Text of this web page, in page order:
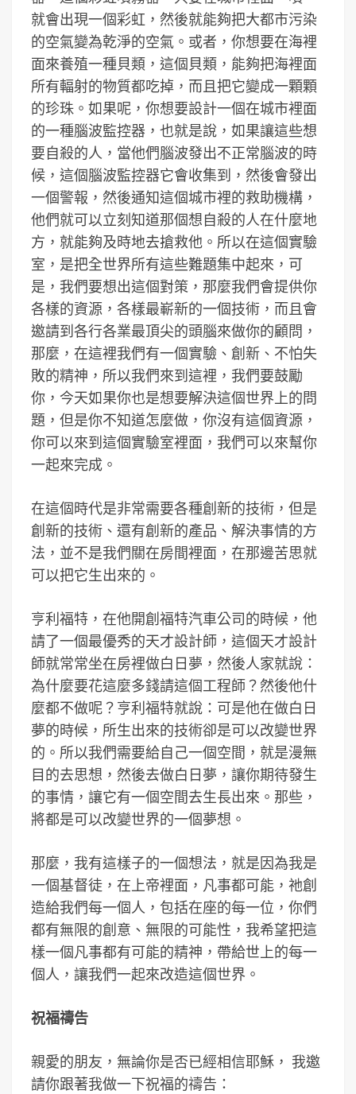
就會出現一個彩虹，然後就能夠把大都市污染
的空氣變為乾淨的空氣。或者，你想要在海裡
面來養殖一種貝類，這個貝類，能夠把海裡面
所有輻射的物質都吃掉，而且把它變成一顆顆
的珍珠。如果呢，你想要設計一個在城市裡面
的一種腦波監控器，也就是說，如果讓這些想
要自殺的人，當他們腦波發出不正常腦波的時
候，這個腦波監控器它會收集到，然後會發出
一個警報，然後通知這個城市裡的救助機構，
他們就可以立刻知道那個想自殺的人在什麼地
方，就能夠及時地去搶救他。所以在這個實驗
室，是把全世界所有這些難題集中起來，可
是，我們要想出這個對策，那麼我們會提供你
各樣的資源，各樣最嶄新的一個技術，而且會
邀請到各行各業最頂尖的頭腦來做你的顧問，
那麼，在這裡我們有一個實驗、創新、不怕失
敗的精神，所以我們來到這裡，我們要鼓勵
你，今天如果你也是想要解決這個世界上的問
題，但是你不知道怎麼做，你沒有這個資源，
你可以來到這個實驗室裡面，我們可以來幫你
一起來完成。
在這個時代是非常需要各種創新的技術，但是
創新的技術、還有創新的產品、解決事情的方
法，並不是我們關在房間裡面，在那邊苦思就
可以把它生出來的。
亨利福特，在他開創福特汽車公司的時候，他
請了一個最優秀的天才設計師，這個天才設計
師就常常坐在房裡做白日夢，然後人家就說：
為什麼要花這麼多錢請這個工程師？然後他什
麼都不做呢？亨利福特就說：可是他在做白日
夢的時候，所生出來的技術卻是可以改變世界
的。所以我們需要給自己一個空間，就是漫無
目的去思想，然後去做白日夢，讓你期待發生
的事情，讓它有一個空間去生長出來。那些，
將都是可以改變世界的一個夢想。
那麼，我有這樣子的一個想法，就是因為我是
一個基督徒，在上帝裡面，凡事都可能，祂創
造給我們每一個人，包括在座的每一位，你們
都有無限的創意、無限的可能性，我希望把這
樣一個凡事都有可能的精神，帶給世上的每一
個人，讓我們一起來改造這個世界。
祝福禱告
親愛的朋友，無論你是否已經相信耶穌， 我邀
請你跟著我做一下祝福的禱告：